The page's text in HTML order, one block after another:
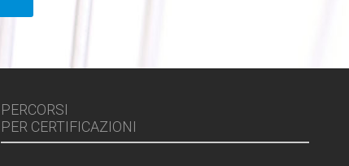
PERCORSI
PER CERTIFICAZIONI